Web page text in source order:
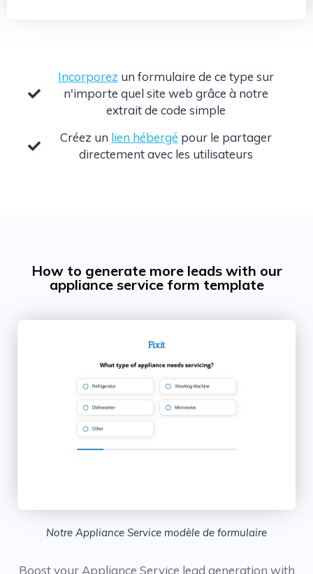
Incorporez un formulaire de ce type sur
n'importe quel site web grâce à notre
extrait de code simple
Créez un lien hébergé pour le partager
directement avec les utilisateurs
How to generate more leads with our
appliance service form template
Notre Appliance Service modèle de formulaire
Boost your Appliance Service lead generation with